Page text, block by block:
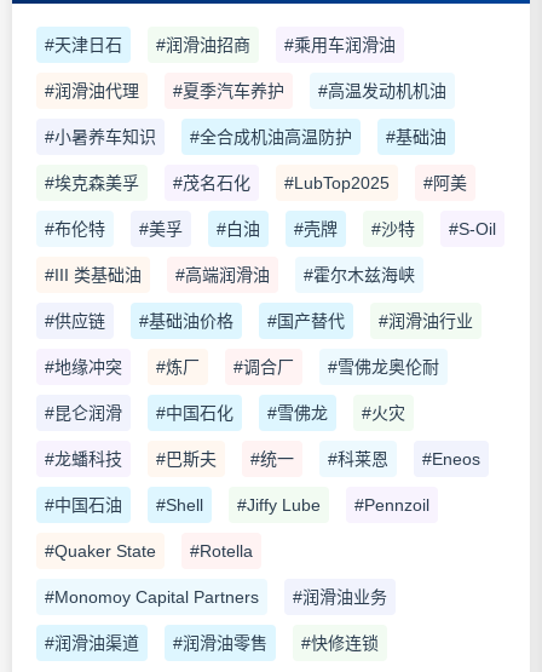
#天津日石 #润滑油招商 #乘用车润滑油
#润滑油代理 #夏季汽车养护 #高温发动机机油
#小暑养车知识 #全合成机油高温防护 #基础油
#埃克森美孚 #茂名石化 #LubTop2025 #阿美
#布伦特 #美孚 #白油 #壳牌 #沙特 #S-Oil
#III 类基础油 #高端润滑油 #霍尔木兹海峡
#供应链 #基础油价格 #国产替代 #润滑油行业
#地缘冲突 #炼厂 #调合厂 #雪佛龙奥伦耐
#昆仑润滑 #中国石化 #雪佛龙 #火灾
#龙蟠科技 #巴斯夫 #统一 #科莱恩 #Eneos
#中国石油 #Shell #Jiffy Lube #Pennzoil
#Quaker State #Rotella
#Monomoy Capital Partners #润滑油业务
#润滑油渠道 #润滑油零售 #快修连锁